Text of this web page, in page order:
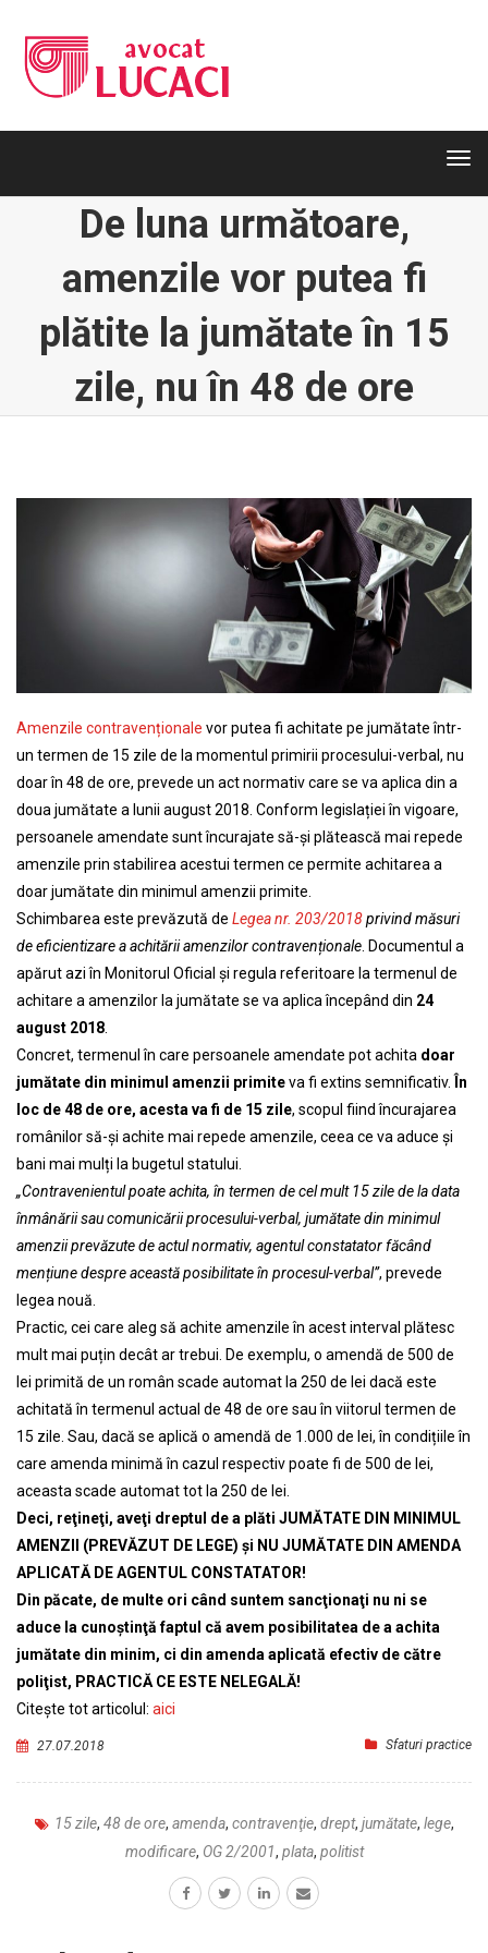
De luna următoare,
amenzile vor putea fi
plătite la jumătate în 15
zile, nu în 48 de ore
Amenzile contravenționale vor putea fi achitate pe jumătate într-
un termen de 15 zile de la momentul primirii procesului-verbal, nu
doar în 48 de ore, prevede un act normativ care se va aplica din a
doua jumătate a lunii august 2018. Conform legislației în vigoare,
persoanele amendate sunt încurajate să-și plătească mai repede
amenzile prin stabilirea acestui termen ce permite achitarea a
doar jumătate din minimul amenzii primite.
Schimbarea este prevăzută de Legea nr. 203/2018privind măsuri
de eficientizare a achitării amenzilor contravenționale . Documentul a
apărut azi în Monitorul Oficial și regula referitoare la termenul de
achitare a amenzilor la jumătate se va aplica începând din 24
august 2018
Concret, termenul în care persoanele amendate pot achita doar
jumătate din minimul amenzii primiteva fi extins semnificativ.În
loc de 48 de ore, acesta va fi de 15 zile, scopul fiind încurajarea
românilor să-și achite mai repede amenzile, ceea ce va aduce și
bani mai mulți la bugetul statului.
„Contravenientul poate achita, în termen de cel mult 15 zile de la data
înmânării sau comunicării procesului-verbal, jumătate din minimul
amenzii prevăzute de actul normativ, agentul constatator făcând
mențiune despre această posibilitate în procesul-verbal”, prevede
legea nouă.
Practic, cei care aleg să achite amenzile în acest interval plătesc
mult mai puțin decât ar trebui. De exemplu, o amendă de 500 de
lei primită de un român scade automat la 250 de lei dacă este
achitată în termenul actual de 48 de ore sau în viitorul termen de
15 zile. Sau, dacă se aplică o amendă de 1.000 de lei, în condițiile în
care amenda minimă în cazul respectiv poate fi de 500 de lei,
aceasta scade automat tot la 250 de lei.
Deci, reţineţi, aveţi dreptul de a plăti JUMĂTATE DIN MINIMUL
AMENZII (PREVĂZUT DE LEGE) şi NU JUMĂTATE DIN AMENDA
APLICATĂ DE AGENTUL CONSTATATOR!
Din păcate, de multe ori când suntem sancţionaţi nu ni se
aduce la cunoştinţă faptul că avem posibilitatea de a achita
jumătate din minim, ci din amenda aplicată efectiv de către
poliţist, PRACTICĂ CE ESTE NELEGALĂ!
Citeşte tot articolul: aici
27.07.2018 Sfaturi practice
15 zile, 48 de ore, amenda, contravenţie, drept, jumătate, lege,
modificare, OG 2/2001, plata, politist